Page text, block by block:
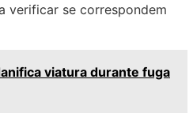
verificar se correspondem
viatura durante fuga